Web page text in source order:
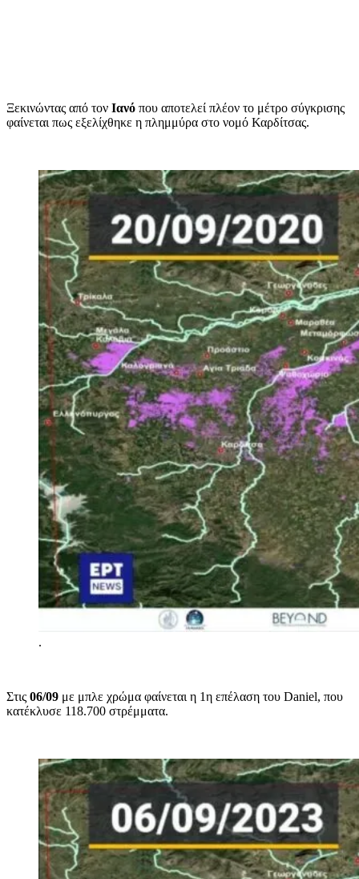
Ξεκινώντας από τον Ιανό που αποτελεί πλέον το μέτρο σύγκρισης
φαίνεται πως εξελίχθηκε η πλημμύρα στο νομό Καρδίτσας.
.
Στις 06/09 με μπλε χρώμα φαίνεται η 1η επέλαση του Daniel, που
κατέκλυσε 118.700 στρέμματα.